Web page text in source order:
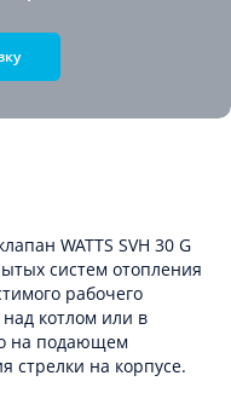
WATTS SVH 30 G
систем отопления
рабочего
котлом или в
на подающем
стрелки на корпусе.